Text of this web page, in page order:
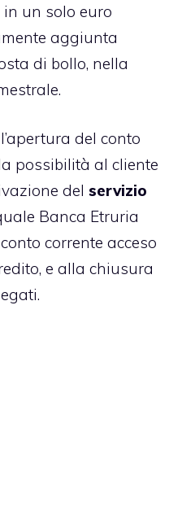
un solo euro
aggiunta
di bollo, nella
del conto
possibilità al cliente
del servizio
Banca Etruria
corrente acceso
e alla chiusura